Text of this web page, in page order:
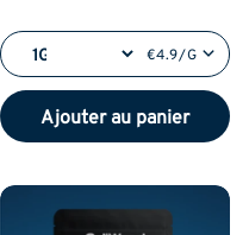
€4.9/G
Ajouter au panier